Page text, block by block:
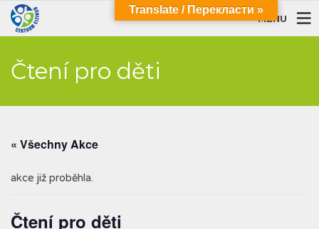
MENU
Čtení pro děti
« Všechny Akce
akce již proběhla.
Čtení pro děti
Translate / Перекласти »